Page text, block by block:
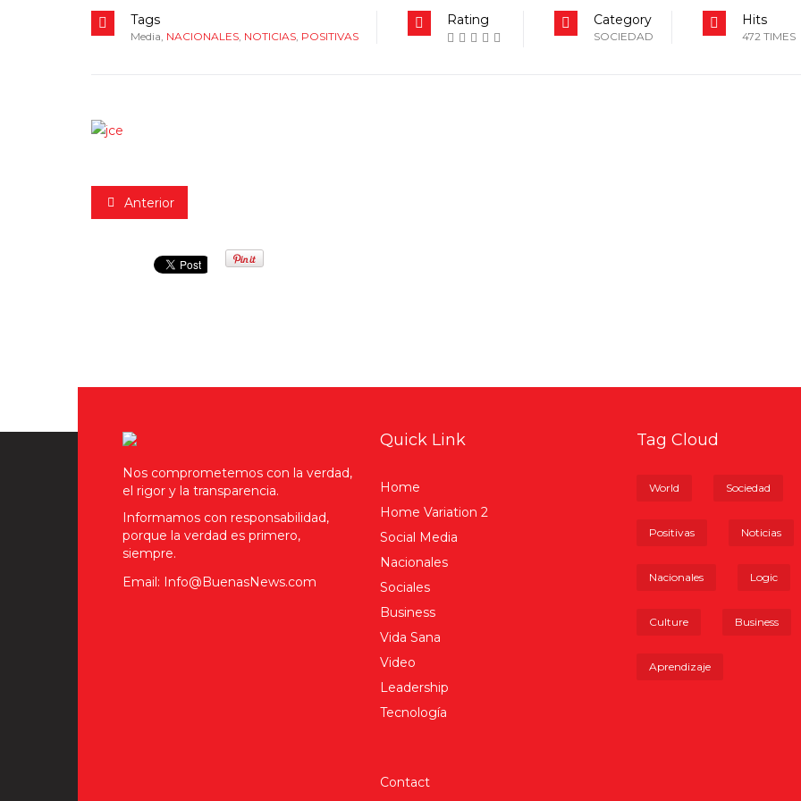
Tags
Media, NACIONALES, NOTICIAS, POSITIVAS
Rating Category
SOCIEDAD
Hits
472 TIMES
Anterior
Nos comprometemos con la verdad,
el rigor y la transparencia.
Informamos con responsabilidad,
porque la verdad es primero,
siempre.
Email: Info@BuenasNews.com
Quick Link
Home
Home Variation 2
Social Media
Nacionales
Sociales
Business
Vida Sana
Video
Leadership
Tecnología
Contact
Tag Cloud
World Sociedad
Positivas Noticias
Nacionales Logic
Culture Business
Aprendizaje